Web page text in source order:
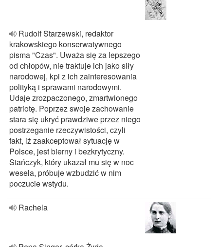
Rudolf Starzewski, redaktor
krakowskiego konserwatywnego
pisma "Czas". Uważa się za lepszego
od chłopów, nie traktuje ich jako siły
narodowej, kpi z ich zainteresowania
polityką i sprawami narodowymi.
Udaje zrozpaczonego, zmartwionego
patriotę. Poprzez swoje zachowanie
stara się ukryć prawdziwe przez niego
postrzeganie rzeczywistości, czyli
fakt, iż zaakceptował sytuację w
Polsce, jest bierny i bezkrytyczny.
Stańczyk, który ukazał mu się w noc
wesela, próbuje wzbudzić w nim
poczucie wstydu.
Rachela